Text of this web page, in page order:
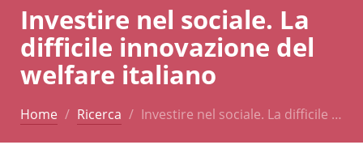
Investire nel sociale. La
difficile innovazione del
welfare italiano
Home Ricerca Investire nel sociale. La difficile …